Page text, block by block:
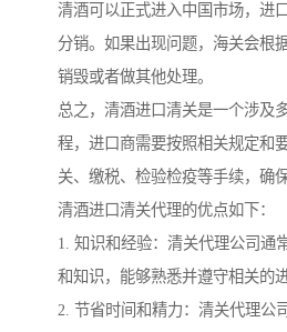
清酒可以正式进入中国市场，进
分销。如果出现问题，海关会根
销毁或者做其他处理。
总之，清酒进口清关是一个涉及
程，进口商需要按照相关规定和
关、缴税、检验检疫等手续，确
清酒进口清关代理的优点如下：
1. 知识和经验：清关代理公司通
和知识，能够熟悉并遵守相关的
2. 节省时间和精力：清关代理公